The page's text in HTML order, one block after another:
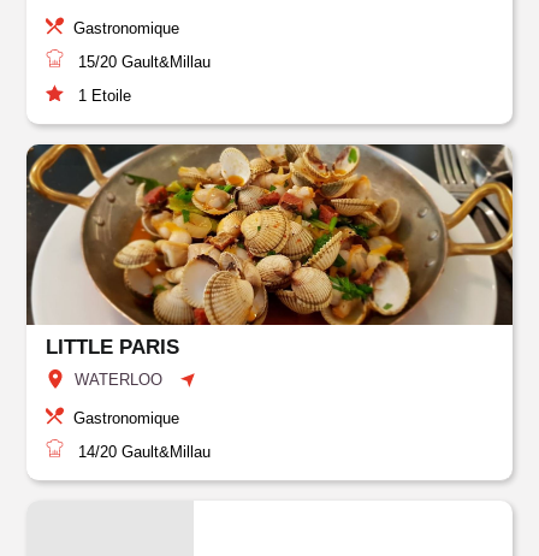
Gastronomique
15/20 Gault&Millau
1 Etoile
LITTLE PARIS
WATERLOO
Gastronomique
14/20 Gault&Millau